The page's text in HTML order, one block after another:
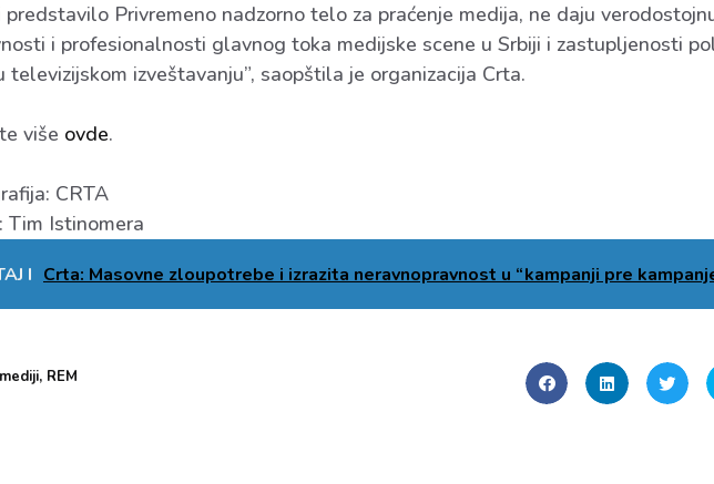
predstavilo Privremeno nadzorno telo za praćenje medija, ne daju
i profesionalnosti glavnog toka medijske scene u Srbiji i zastupljenosti
televizijskom izveštavanju”, saopštila je organizacija Crta.
više ovde.
CRTA
Tim Istinomera
I Crta: Masovne zloupotrebe i izrazita neravnopravnost u “kampanji pre
mediji, REM